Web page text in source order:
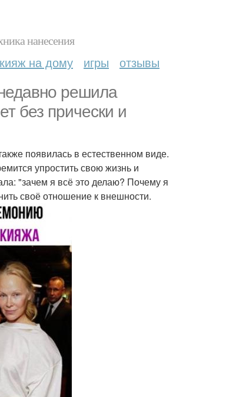
нанесения
на дому игры отзывы
решила
без прически и
появилась в естественном виде.
упростить свою жизнь и
"зачем я всё это делаю? Почему я
своё отношение к внешности.